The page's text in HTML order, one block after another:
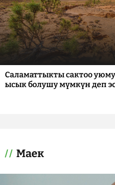
Саламаттыкты сактоо
ысык болушу мүмкүн деп
Маек